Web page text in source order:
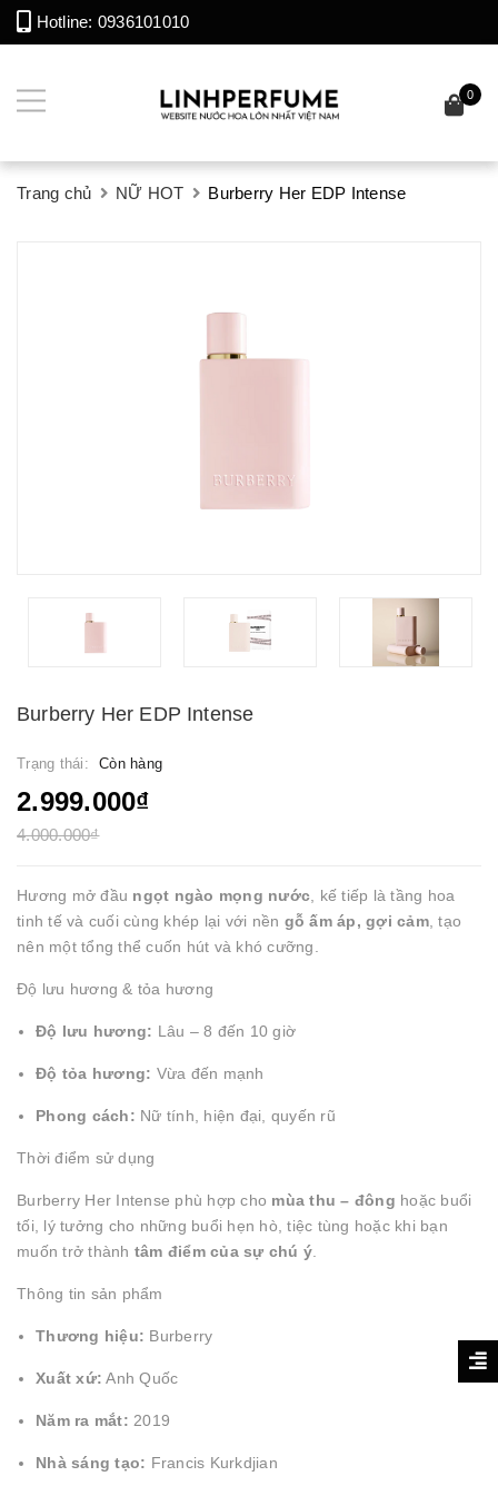
Hotline: 0936101010
0
Trang chủ NỮ HOT Burberry Her EDP Intense
Burberry Her EDP Intense
Trạng thái: Còn hàng
2.999.000₫
4.000.000₫
Hương mở đầu ngọt ngào mọng nước , kế tiếp là tầng hoa
tinh tế và cuối cùng khép lại với nền gỗ ấm áp, gợi cảm, tạo
nên một tổng thể cuốn hút và khó cưỡng.
Độ lưu hương & tỏa hương
Độ lưu hương: Lâu – 8 đến 10 giờ
Độ tỏa hương: Vừa đến mạnh
Phong cách: Nữ tính, hiện đại, quyến rũ
Thời điểm sử dụng
Burberry Her Intense phù hợp cho mùa thu – đông hoặc buổi
tối, lý tưởng cho những buổi hẹn hò, tiệc tùng hoặc khi bạn
muốn trở thành tâm điểm của sự chú ý
Thông tin sản phẩm
Thương hiệu: Burberry
Xuất xứ: Anh Quốc
Năm ra mắt: 2019
Nhà sáng tạo: Francis Kurkdjian